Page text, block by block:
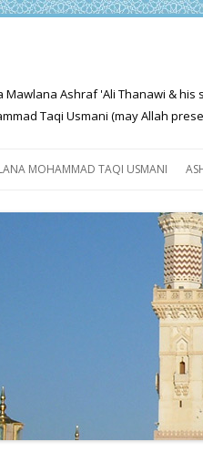
Mawlana Ashraf 'Ali Thanawi &
Taqi Usmani (may Allah
MOHAMMAD TAQI USMANI